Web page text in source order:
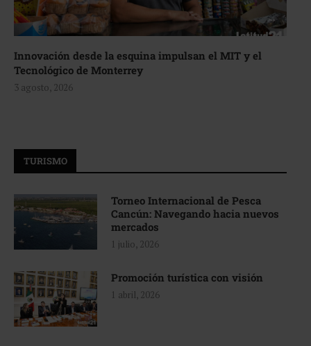
Innovación desde la esquina impulsan el MIT y el
Tecnológico de Monterrey
3 agosto, 2026
TURISMO
Torneo Internacional de Pesca
Cancún: Navegando hacia nuevos
mercados
1 julio, 2026
Promoción turística con visión
1 abril, 2026